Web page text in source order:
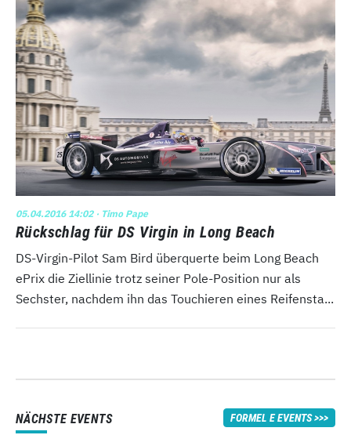
05.04.2016 14:02· Timo Pape
Rückschlag für DS Virgin in Long Beach
DS-Virgin-Pilot Sam Bird überquerte beim Long Beach
ePrix die Ziellinie trotz seiner Pole-Position nur als
Sechster, nachdem ihn das Touchieren eines Reifensta...
NÄCHSTE EVENTS FORMEL E EVENTS